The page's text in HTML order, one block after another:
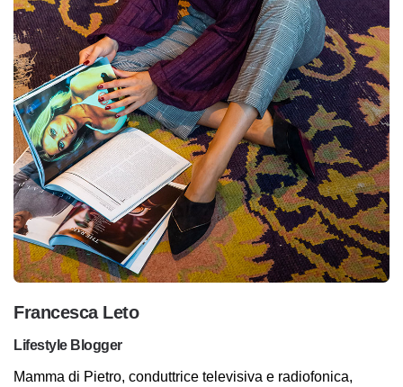
Francesca Leto
Lifestyle Blogger
Mamma di Pietro, conduttrice televisiva e radiofonica,